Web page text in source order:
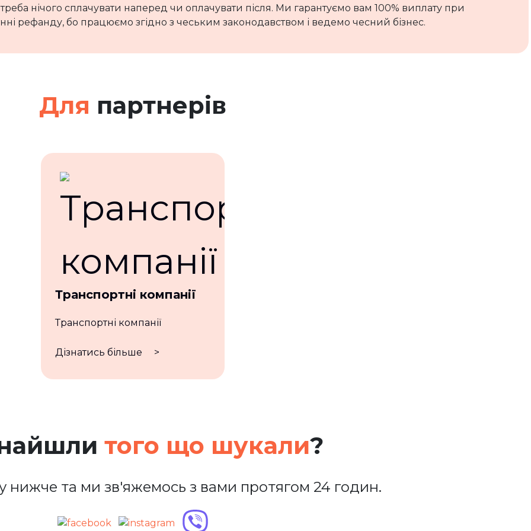
нічого сплачувати наперед чи оплачувати після. Ми гарантуємо вам 100% виплату при
рефанду, бо працюємо згідно з чеським законодавством і ведемо чесний бізнес.
Для партнерів
Транспортні компанії
Транспортні компанії
Дізнатись більше >
того що шукали?
нижче та ми зв'яжемось з вами протягом 24 годин.